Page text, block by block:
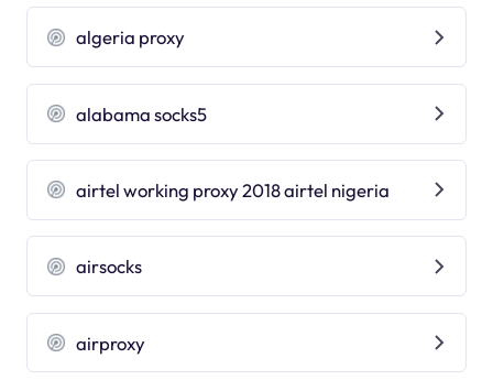
algeria proxy
alabama socks5
airtel working proxy 2018 airtel nigeria
airsocks
airproxy